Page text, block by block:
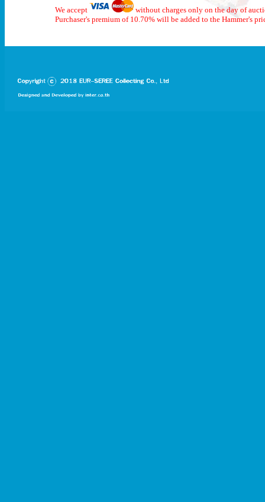
We accept
without charges only on the day of
Purchaser's premium of 10.70% will be added to the Hammer's